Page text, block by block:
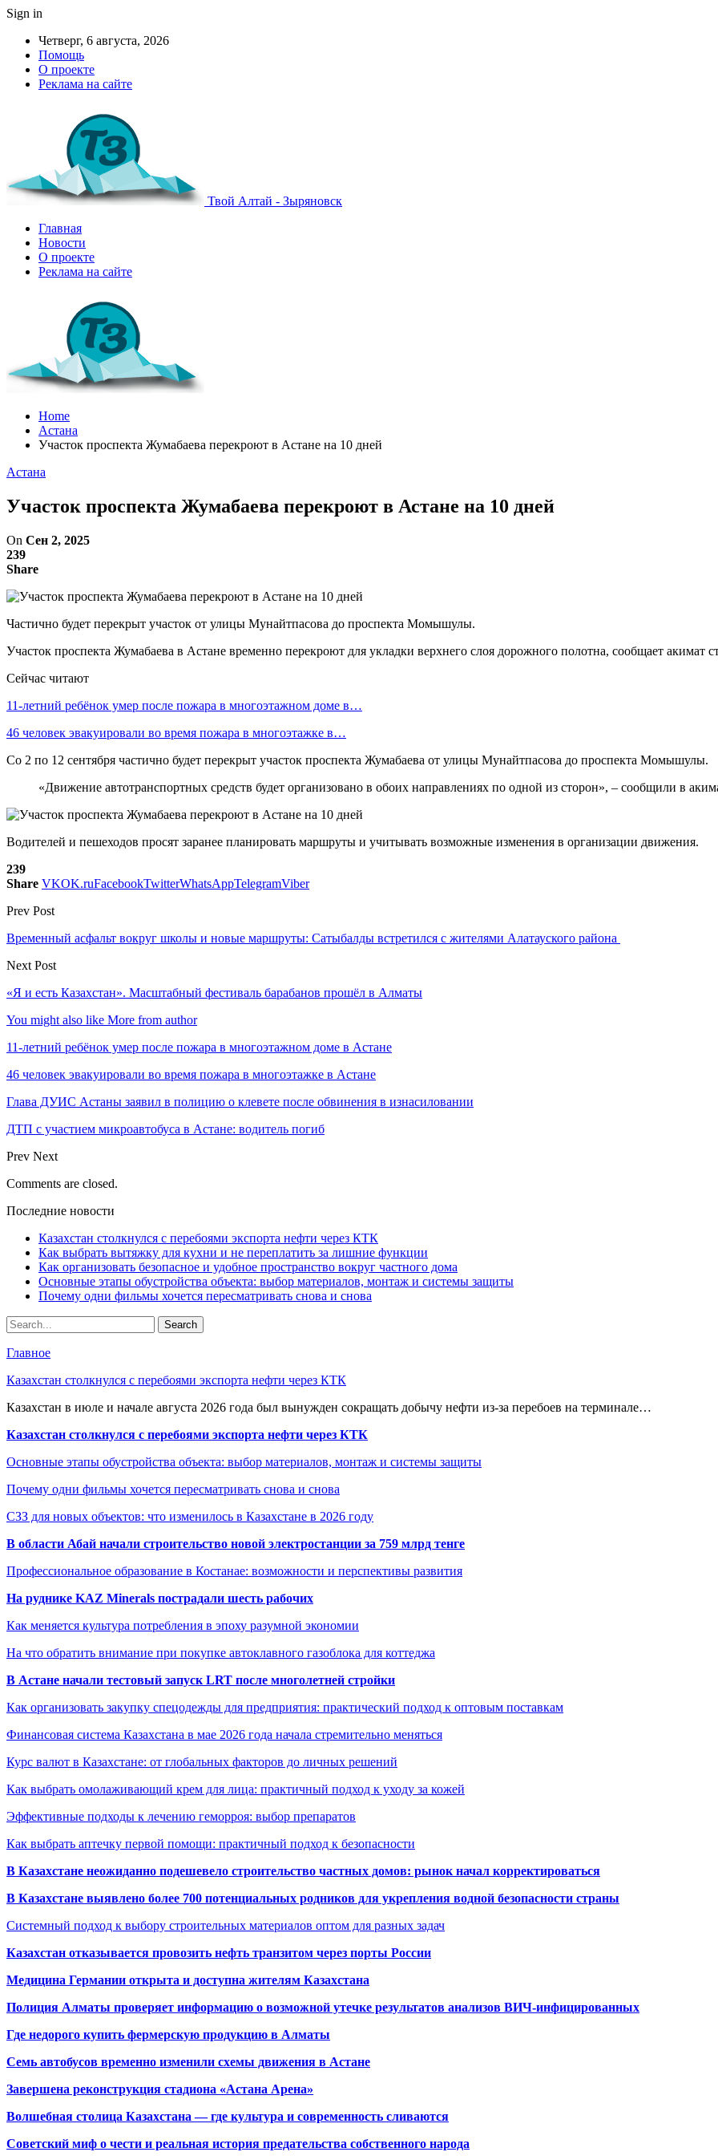
Sign in
Четверг, 6 августа, 2026
Помощь
О проекте
Реклама на сайте
Твой Алтай - Зыряновск
Главная
Новости
О проекте
Реклама на сайте
Home
Астана
Участок проспекта Жумабаева перекроют в Астане на 10 дней
Астана
Участок проспекта Жумабаева перекроют в Астане на 10 дней
On Сен 2, 2025
239
Share
Частично будет перекрыт участок от улицы Мунайтпасова до проспекта Момышулы.
Участок проспекта Жумабаева в Астане временно перекроют для укладки верхнего слоя дорожного полотна, сообщает акимат
Сейчас читают
11-летний ребёнок умер после пожара в многоэтажном доме в…
46 человек эвакуировали во время пожара в многоэтажке в…
Со 2 по 12 сентября частично будет перекрыт участок проспекта Жумабаева от улицы Мунайтпасова до проспекта Момышулы.
«Движение автотранспортных средств будет организовано в обоих направлениях по одной из сторон», – сообщили в
Водителей и пешеходов просят заранее планировать маршруты и учитывать возможные изменения в организации движения.
239
Share VKOK.ruFacebookTwitterWhatsAppTelegramViber
Prev Post
Временный асфальт вокруг школы и новые маршруты: Сатыбалды встретился с жителями Алатауского района
Next Post
«Я и есть Казахстан». Масштабный фестиваль барабанов прошёл в Алматы
You might also like More from author
11-летний ребёнок умер после пожара в многоэтажном доме в Астане
46 человек эвакуировали во время пожара в многоэтажке в Астане
Глава ДУИС Астаны заявил в полицию о клевете после обвинения в изнасиловании
ДТП с участием микроавтобуса в Астане: водитель погиб
Prev Next
Comments are closed.
Последние новости
Казахстан столкнулся с перебоями экспорта нефти через КТК
Как выбрать вытяжку для кухни и не переплатить за лишние функции
Как организовать безопасное и удобное пространство вокруг частного дома
Основные этапы обустройства объекта: выбор материалов, монтаж и системы защиты
Почему одни фильмы хочется пересматривать снова и снова
Главное
Казахстан столкнулся с перебоями экспорта нефти через КТК
Казахстан в июле и начале августа 2026 года был вынужден сокращать добычу нефти из-за перебоев на терминале…
Казахстан столкнулся с перебоями экспорта нефти через КТК
Основные этапы обустройства объекта: выбор материалов, монтаж и системы защиты
Почему одни фильмы хочется пересматривать снова и снова
СЗЗ для новых объектов: что изменилось в Казахстане в 2026 году
В области Абай начали строительство новой электростанции за 759 млрд тенге
Профессиональное образование в Костанае: возможности и перспективы развития
На руднике KAZ Minerals пострадали шесть рабочих
Как меняется культура потребления в эпоху разумной экономии
На что обратить внимание при покупке автоклавного газоблока для коттеджа
В Астане начали тестовый запуск LRT после многолетней стройки
Как организовать закупку спецодежды для предприятия: практический подход к оптовым поставкам
Финансовая система Казахстана в мае 2026 года начала стремительно меняться
Курс валют в Казахстане: от глобальных факторов до личных решений
Как выбрать омолаживающий крем для лица: практичный подход к уходу за кожей
Эффективные подходы к лечению геморроя: выбор препаратов
Как выбрать аптечку первой помощи: практичный подход к безопасности
В Казахстане неожиданно подешевело строительство частных домов: рынок начал корректироваться
В Казахстане выявлено более 700 потенциальных родников для укрепления водной безопасности страны
Системный подход к выбору строительных материалов оптом для разных задач
Казахстан отказывается провозить нефть транзитом через порты России
Медицина Германии открыта и доступна жителям Казахстана
Полиция Алматы проверяет информацию о возможной утечке результатов анализов ВИЧ-инфицированных
Где недорого купить фермерскую продукцию в Алматы
Семь автобусов временно изменили схемы движения в Астане
Завершена реконструкция стадиона «Астана Арена»
Волшебная столица Казахстана — где культура и современность сливаются
Советский миф о чести и реальная история предательства собственного народа